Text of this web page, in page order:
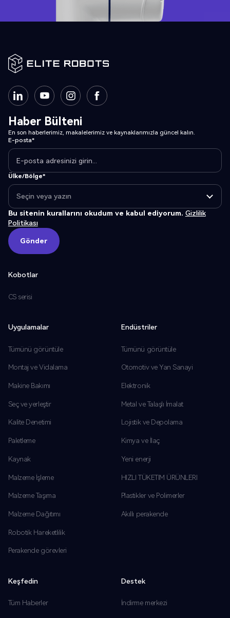
Haber Bülteni
En son haberlerimiz, makalelerimiz ve kaynaklarımızla güncel kalın.
E-posta*
Ülke/Bölge*
Bu sitenin kurallarını okudum ve kabul ediyorum. Gizlilik
Politikası
Gönder
Gönder
Kobotlar
CS serisi
Uygulamalar
Tümünü görüntüle
Montaj ve Vidalama
Makine Bakımı
Seç ve yerleştir
Kalite Denetimi
Paletleme
Kaynak
Malzeme İşleme
Malzeme Taşıma
Malzeme Dağıtımı
Robotik Hareketlilik
Perakende görevleri
Endüstriler
Tümünü görüntüle
Otomotiv ve Yan Sanayi
Elektronik
Metal ve Talaşlı İmalat
Lojistik ve Depolama
Kimya ve İlaç
Yeni enerji
HIZLI TÜKETIM ÜRÜNLERI
Plastikler ve Polimerler
Akıllı perakende
Keşfedin
Tüm Haberler
Destek
İndirme merkezi